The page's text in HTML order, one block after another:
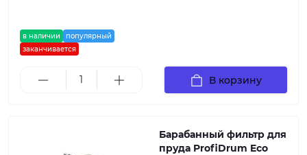
в наличии
популярный
заканчивается
В корзину
Барабанный фильтр для
пруда ProfiDrum Eco